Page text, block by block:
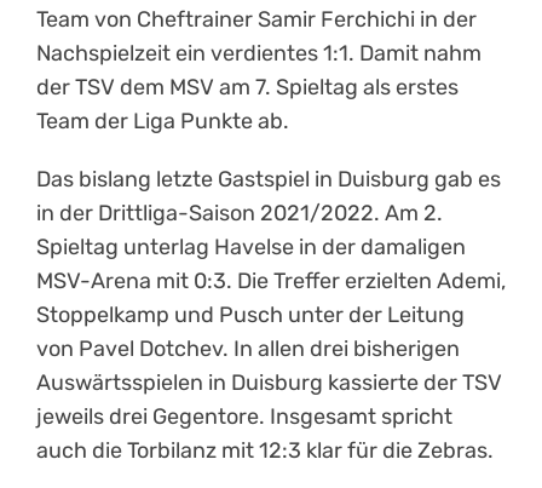
Team von Cheftrainer Samir Ferchichi in der
Nachspielzeit ein verdientes 1:1. Damit nahm
der TSV dem MSV am 7. Spieltag als erstes
Team der Liga Punkte ab.
Das bislang letzte Gastspiel in Duisburg gab es
in der Drittliga-Saison 2021/2022. Am 2.
Spieltag unterlag Havelse in der damaligen
MSV-Arena mit 0:3. Die Treffer erzielten Ademi,
Stoppelkamp und Pusch unter der Leitung
von Pavel Dotchev. In allen drei bisherigen
Auswärtsspielen in Duisburg kassierte der TSV
jeweils drei Gegentore. Insgesamt spricht
auch die Torbilanz mit 12:3 klar für die Zebras.